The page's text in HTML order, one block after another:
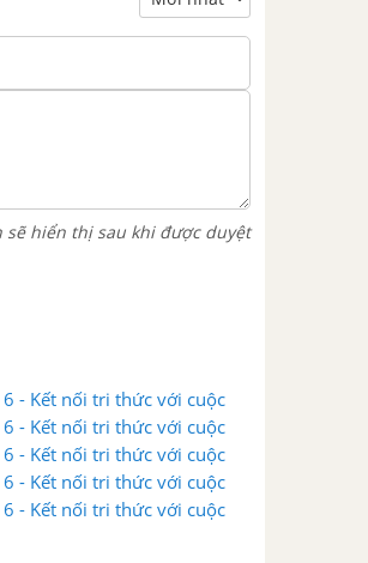
sẽ hiển thị sau khi được duyệt
- Kết nối tri thức với cuộc
- Kết nối tri thức với cuộc
- Kết nối tri thức với cuộc
- Kết nối tri thức với cuộc
- Kết nối tri thức với cuộc